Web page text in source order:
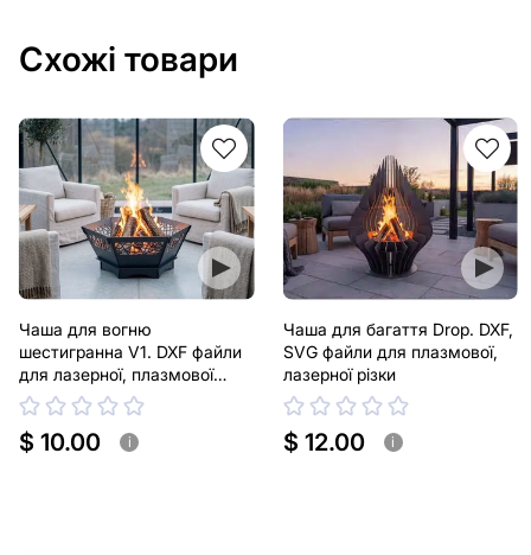
Схожі товари
Чаша для вогню
шестигранна V1. DXF файли
для лазерної, плазмової
різки
$ 10.00 i
Чаша для багаття Drop. DXF,
SVG файли для плазмової,
лазерної різки
$ 12.00 i